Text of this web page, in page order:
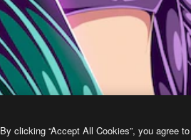
By clicking “Accept All Cookies”, you agree